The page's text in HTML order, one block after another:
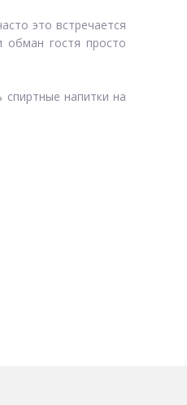
это встречается
обман гостя просто
напитки на